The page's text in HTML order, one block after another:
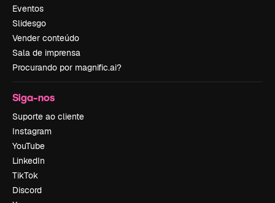
Eventos
Slidesgo
Vender conteúdo
Sala de imprensa
Procurando por magnific.ai?
Siga-nos
Suporte ao cliente
Instagram
YouTube
LinkedIn
TikTok
Discord